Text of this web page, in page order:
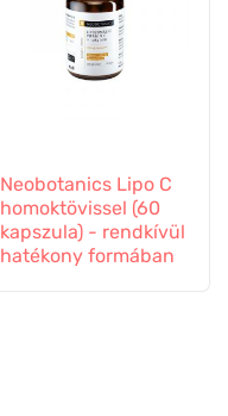
Neobotanics Lipo C
homoktövissel (60
kapszula) - rendkívül
hatékony formában